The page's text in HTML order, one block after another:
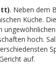
. Neben dem
Küche.
hoch.
auf.